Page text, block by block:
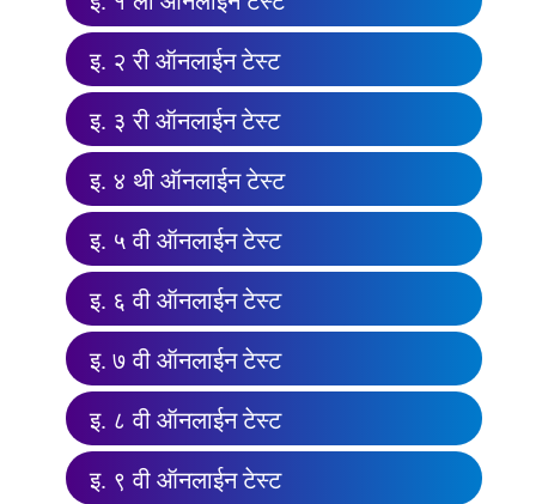
इ. २ री ऑनलाईन टेस्ट
इ. ३ री ऑनलाईन टेस्ट
इ. ४ थी ऑनलाईन टेस्ट
इ. ५ वी ऑनलाईन टेस्ट
इ. ६ वी ऑनलाईन टेस्ट
इ. ७ वी ऑनलाईन टेस्ट
इ. ८ वी ऑनलाईन टेस्ट
इ. ९ वी ऑनलाईन टेस्ट